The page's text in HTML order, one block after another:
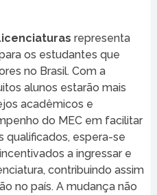
representa
os estudantes que
no Brasil. Com a
alunos estarão mais
acadêmicos e
do MEC em facilitar
espera-se
a ingressar e
contribuindo assim
no país. A mudança não